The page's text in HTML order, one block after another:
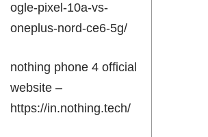
ogle-pixel-10a-vs-
oneplus-nord-ce6-5g/
nothing phone 4 official
website –
https://in.nothing.tech/